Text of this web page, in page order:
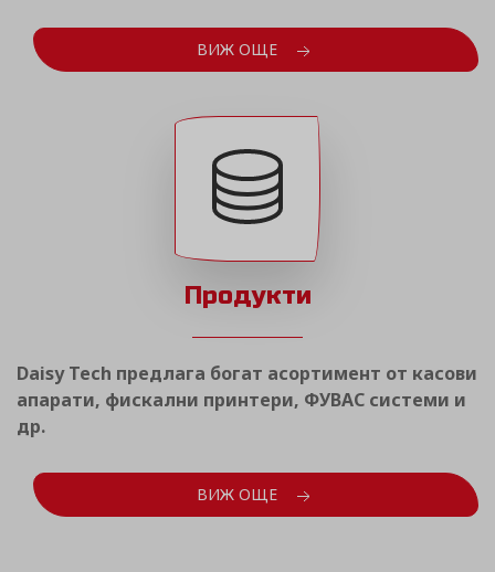
ВИЖ ОЩЕ
Продукти
Daisy Tech предлага богат асортимент от касови
апарати, фискални принтери, ФУВАС системи и
др.
ВИЖ ОЩЕ